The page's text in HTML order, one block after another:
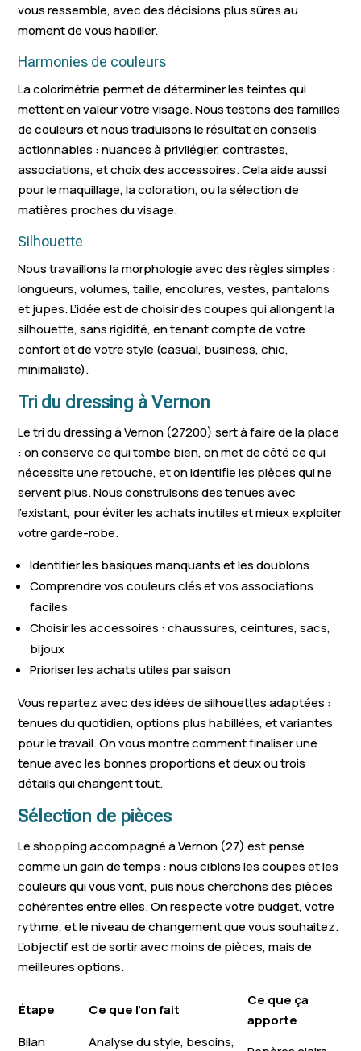
vous ressemble, avec des décisions plus sûres au
moment de vous habiller.
Harmonies de couleurs
La colorimétrie permet de déterminer les teintes qui
mettent en valeur votre visage. Nous testons des familles
de couleurs et nous traduisons le résultat en conseils
actionnables : nuances à privilégier, contrastes,
associations, et choix des accessoires. Cela aide aussi
pour le maquillage, la coloration, ou la sélection de
matières proches du visage.
Silhouette
Nous travaillons la morphologie avec des règles simples :
longueurs, volumes, taille, encolures, vestes, pantalons
et jupes. L’idée est de choisir des coupes qui allongent la
silhouette, sans rigidité, en tenant compte de votre
confort et de votre style (casual, business, chic,
minimaliste).
Tri du dressing à Vernon
Le tri du dressing à Vernon (27200) sert à faire de la place
: on conserve ce qui tombe bien, on met de côté ce qui
nécessite une retouche, et on identifie les pièces qui ne
servent plus. Nous construisons des tenues avec
l’existant, pour éviter les achats inutiles et mieux exploiter
votre garde-robe.
Identifier les basiques manquants et les doublons
Comprendre vos couleurs clés et vos associations
faciles
Choisir les accessoires : chaussures, ceintures, sacs,
bijoux
Prioriser les achats utiles par saison
Vous repartez avec des idées de silhouettes adaptées :
tenues du quotidien, options plus habillées, et variantes
pour le travail. On vous montre comment finaliser une
tenue avec les bonnes proportions et deux ou trois
détails qui changent tout.
Sélection de pièces
Le shopping accompagné à Vernon (27) est pensé
comme un gain de temps : nous ciblons les coupes et les
couleurs qui vous vont, puis nous cherchons des pièces
cohérentes entre elles. On respecte votre budget, votre
rythme, et le niveau de changement que vous souhaitez.
L’objectif est de sortir avec moins de pièces, mais de
meilleures options.
Étape Ce que l’on fait
Ce que ça
apporte
Bilan
Analyse du style, besoins,